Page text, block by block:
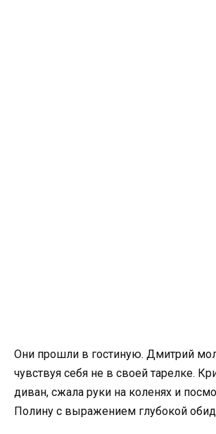
Они прошли в гостиную. Дмитрий
чувствуя себя не в своей тарелке.
диван, сжала руки на коленях и
Полину с выражением глубокой